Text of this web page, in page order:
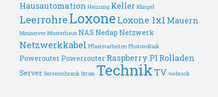
Hausautomation Heizung Keller Klingel
LeerrohreLoxone Loxone 1x1 Mauern
Miniserver Musterhaus NAS Nedap Netzwerk
Netzwerkkabel Pflasterarbeiten Photovoltaik
Powerouter Powerrouter Raspberry PI Rolladen
Server Serverschrank Strom Technik TV viebrock